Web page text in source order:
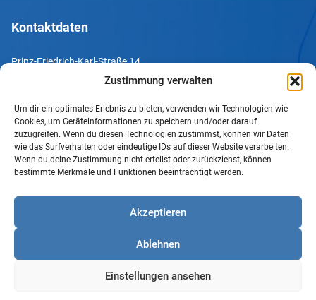
Zustimmung verwalten
Um dir ein optimales Erlebnis zu bieten, verwenden wir Technologien wie
Cookies, um Geräteinformationen zu speichern und/oder darauf
zuzugreifen. Wenn du diesen Technologien zustimmst, können wir Daten
wie das Surfverhalten oder eindeutige IDs auf dieser Website verarbeiten.
Wenn du deine Zustimmung nicht erteilst oder zurückziehst, können
bestimmte Merkmale und Funktionen beeinträchtigt werden.
Akzeptieren
Ablehnen
Einstellungen ansehen
Kontaktdaten
Prinz-Friedrich-Karl-Straße 14
Tel. +49 231 952052-10
Fax +49 231 952052-60
e-Mail info@uv-do.de
Internet www.uv-do.de
Impressum